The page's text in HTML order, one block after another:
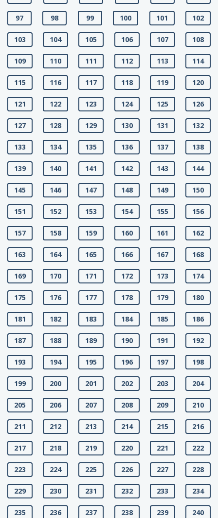
97 98 99 100 101 102
103 104 105 106 107 108
109 110 111 112 113 114
115 116 117 118 119 120
121 122 123 124 125 126
127 128 129 130 131 132
133 134 135 136 137 138
139 140 141 142 143 144
145 146 147 148 149 150
151 152 153 154 155 156
157 158 159 160 161 162
163 164 165 166 167 168
169 170 171 172 173 174
175 176 177 178 179 180
181 182 183 184 185 186
187 188 189 190 191 192
193 194 195 196 197 198
199 200 201 202 203 204
205 206 207 208 209 210
211 212 213 214 215 216
217 218 219 220 221 222
223 224 225 226 227 228
229 230 231 232 233 234
235 236 237 238 239 240